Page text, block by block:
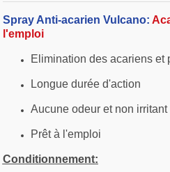
Spray Anti-acarien Vulcano:
l'emploi
Elimination des acariens et
Longue durée d'action
Aucune odeur et non irritant
Prêt à l'emploi
Conditionnement: